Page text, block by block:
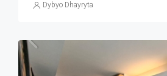
Dybyo Dhayryta